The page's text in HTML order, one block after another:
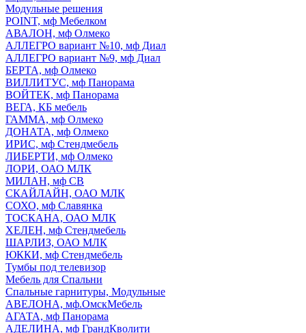
Модульные решения
POINT, мф Мебелком
АВАЛОН, мф Олмеко
АЛЛЕГРО вариант №10, мф Диал
АЛЛЕГРО вариант №9, мф Диал
БЕРТА, мф Олмеко
ВИЛЛИТУС, мф Панорама
ВОЙТЕК, мф Панорама
ВЕГА, КБ мебель
ГАММА, мф Олмеко
ДОНАТА, мф Олмеко
ИРИС, мф Стендмебель
ЛИБЕРТИ, мф Олмеко
ЛОРИ, ОАО МЛК
МИЛАН, мф СВ
СКАЙЛАЙН, ОАО МЛК
СОХО, мф Славянка
ТОСКАНА, ОАО МЛК
ХЕЛЕН, мф Стендмебель
ШАРЛИЗ, ОАО МЛК
ЮККИ, мф Стендмебель
Тумбы под телевизор
Мебель для Спальни
Спальные гарнитуры, Модульные
АВЕЛОНА, мф.ОмскМебель
АГАТА, мф Панорама
АДЕЛИНА, мф ГрандКволити